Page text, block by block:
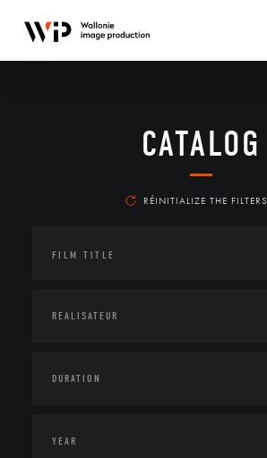
CATALOG
RÉINITIALIZE THE FILTERS